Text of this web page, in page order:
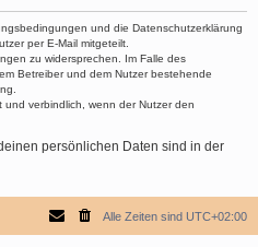
und die Datenschutzerklärung
per E-Mail mitgeteilt.
zu widersprechen. Im Falle des
Betreiber und dem Nutzer bestehende
verbindlich, wenn der Nutzer den
persönlichen Daten sind in der
Alle Zeiten sind UTC+02:00